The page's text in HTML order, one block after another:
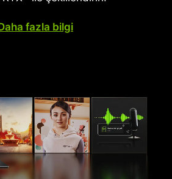
fazla bilgi